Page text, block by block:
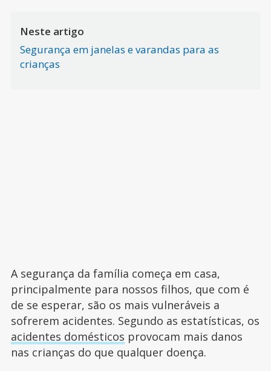
Neste artigo
Segurança em janelas e varandas para as
crianças
A segurança da família começa em casa,
principalmente para nossos filhos, que com é
de se esperar, são os mais vulneráveis a
sofrerem acidentes. Segundo as estatísticas, os
acidentes domésticos provocam mais danos
nas crianças do que qualquer doença.